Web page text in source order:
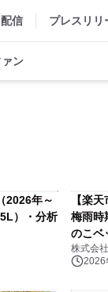
信 プレスリリ
ン
2026年～
）・分析
【楽
梅雨時
のこベ
株式会
2026